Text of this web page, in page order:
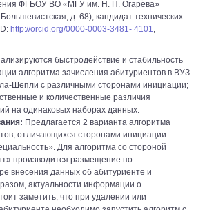
ФГБОУ ВО «МГУ им. Н. П. Огарёва»
д. 68), кандидат технических
http://orcid.org/0000-0003-3481- 4101,
быстродействие и стабильность
алгоритма зачисления абитуриентов в ВУЗ
Шепли с различными сторонами инициации;
и количественные различия
на одинаковых наборах данных.
Предлагается 2 варианта алгоритма
отличающихся сторонами инициации:
Для алгоритма со стороной
производится размещение по
внесения данных об абитуриенте и
актуальности информации о
заметить, что при удалении или